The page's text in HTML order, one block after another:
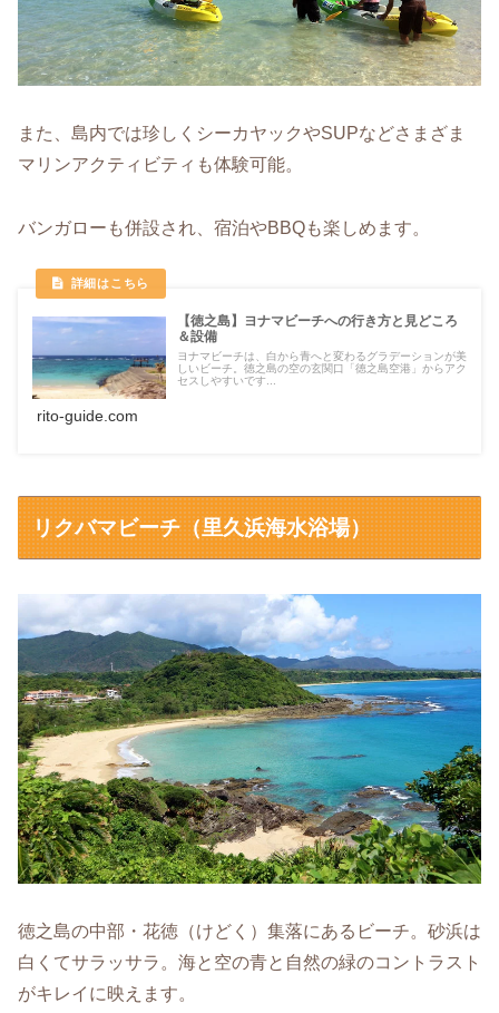
また、島内では珍しくシーカヤックやSUPなどさまざま
マリンアクティビティも体験可能。
バンガローも併設され、宿泊やBBQも楽しめます。
【徳之島】ヨナマビーチへの行き方と見どころ
＆設備
ヨナマビーチは、白から青へと変わるグラデーションが美
しいビーチ。徳之島の空の玄関口「徳之島空港」からアク
セスしやすいです...
rito-guide.com
リクバマビーチ（里久浜海水浴場）
徳之島の中部・花徳（けどく）集落にあるビーチ。砂浜は
白くてサラッサラ。海と空の青と自然の緑のコントラスト
がキレイに映えます。